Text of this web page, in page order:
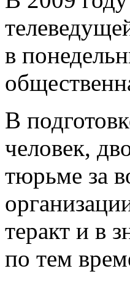
в
В
человек,
тюрьме за
теракт и в
по тем